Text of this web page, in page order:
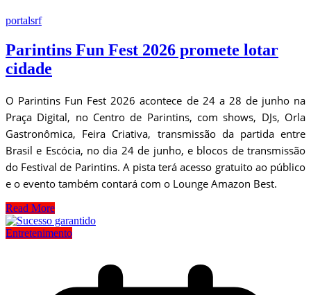
portalsrf
Parintins Fun Fest 2026 promete lotar
cidade
O Parintins Fun Fest 2026 acontece de 24 a 28 de junho na
Praça Digital, no Centro de Parintins, com shows, DJs, Orla
Gastronômica, Feira Criativa, transmissão da partida entre
Brasil e Escócia, no dia 24 de junho, e blocos de transmissão
do Festival de Parintins. A pista terá acesso gratuito ao público
e o evento também contará com o Lounge Amazon Best.
Read More
Entretenimento